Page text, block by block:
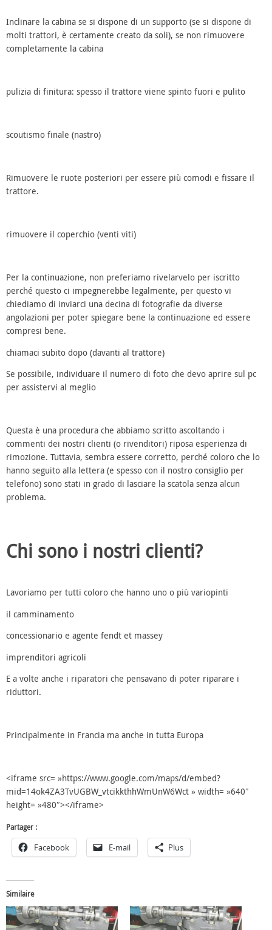
Inclinare la cabina se si dispone di un supporto (se si dispone di
molti trattori, è certamente creato da soli), se non rimuovere
completamente la cabina
pulizia di finitura: spesso il trattore viene spinto fuori e pulito
scoutismo finale (nastro)
Rimuovere le ruote posteriori per essere più comodi e fissare il
trattore.
rimuovere il coperchio (venti viti)
Per la continuazione, non preferiamo rivelarvelo per iscritto
perché questo ci impegnerebbe legalmente, per questo vi
chiediamo di inviarci una decina di fotografie da diverse
angolazioni per poter spiegare bene la continuazione ed essere
compresi bene.
chiamaci subito dopo (davanti al trattore)
Se possibile, individuare il numero di foto che devo aprire sul pc
per assistervi al meglio
Questa è una procedura che abbiamo scritto ascoltando i
commenti dei nostri clienti (o rivenditori) riposa esperienza di
rimozione. Tuttavia, sembra essere corretto, perché coloro che lo
hanno seguito alla lettera (e spesso con il nostro consiglio per
telefono) sono stati in grado di lasciare la scatola senza alcun
problema.
Chi sono i nostri clienti?
Lavoriamo per tutti coloro che hanno uno o più variopinti
il camminamento
concessionario e agente fendt et massey
imprenditori agricoli
E a volte anche i riparatori che pensavano di poter riparare i
riduttori.
Principalmente in Francia ma anche in tutta Europa
<iframe src= »https://www.google.com/maps/d/embed?
mid=14ok4ZA3TvUGBW_vtcikkthhWmUnW6Wct » width= »640″
height= »480″></iframe>
Partager :
Facebook E-mail Plus
Similaire